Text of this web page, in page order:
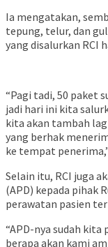
Ia mengatakan,
tepung, telur, dan
yang disalurkan RCI
“Pagi tadi, 50 paket
jadi hari ini kita
kita akan tambah
yang berhak
ke tempat
Selain itu, RCI juga
(APD) kepada pihak
perawatan pasien
“APD-nya sudah
berapa akan kami